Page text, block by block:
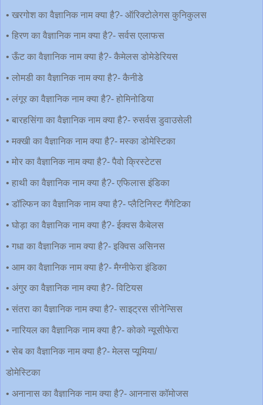
• खरगोश का वैज्ञानिक नाम क्या है?- ऑरिक्टोलेगस कुनिकुलस
• हिरण का वैज्ञानिक नाम क्या है?- सर्वस एलाफस
• ऊँट का वैज्ञानिक नाम क्या है?- कैमेलस डोमेडेरियस
• लोमडी का वैज्ञानिक नाम क्या है?- कैनीडे
• लंगूर का वैज्ञानिक नाम क्या है?- होमिनोडिया
• बारहसिंगा का वैज्ञानिक नाम क्या है?- रुसर्वस डुवाउसेली
• मक्खी का वैज्ञानिक नाम क्या है?- मस्का डोमेस्टिका
• मोर का वैज्ञानिक नाम क्या है?- पैवो क्रिस्टेटस
• हाथी का वैज्ञानिक नाम क्या है?- एफिलास इंडिका
• डॉल्फिन का वैज्ञानिक नाम क्या है?- प्लैटिनिस्ट गैंगेटिका
• घोड़ा का वैज्ञानिक नाम क्या है?- ईक्वस कैबेलस
• गधा का वैज्ञानिक नाम क्या है?- इक्विस असिनस
• आम का वैज्ञानिक नाम क्या है?- मैग्नीफेरा इंडिका
• अंगुर का वैज्ञानिक नाम क्या है?- विटियस
• संतरा का वैज्ञानिक नाम क्या है?- साइट्रस सीनेन्सिस
• नारियल का वैज्ञानिक नाम क्या है?- कोको न्यूसीफेरा
• सेब का वैज्ञानिक नाम क्या है?- मेलस प्यूमिया/
डोमेस्टिका
• अनानास का वैज्ञानिक नाम क्या है?- आननास कॉमोजस